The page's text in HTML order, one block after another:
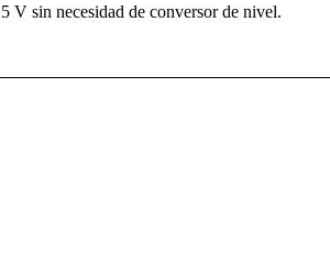
V sin necesidad de conversor de nivel.